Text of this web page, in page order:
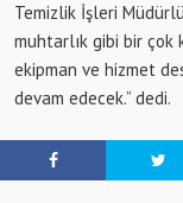
Temizlik İşleri
muhtarlık gibi bir çok
ekipman ve hizmet
devam edecek.” dedi.